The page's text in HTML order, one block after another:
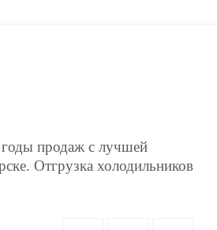
годы продаж с лучшей
Отгрузка холодильников